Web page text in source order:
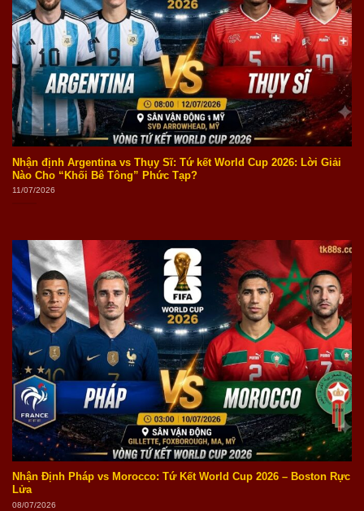
Nhận định Argentina vs Thụy Sĩ: Tứ kết World Cup 2026: Lời Giải
Nào Cho “Khối Bê Tông” Phức Tạp?
11/07/2026
Nhận Định Pháp vs Morocco: Tứ Kết World Cup 2026 – Boston Rực
Lửa
08/07/2026